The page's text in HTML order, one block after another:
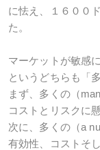
に怯え、１６００
た。
マーケットが敏感
というどちらも「
まず、多くの（
コストとリスクに
次に、多くの（a
有効性、コストそ